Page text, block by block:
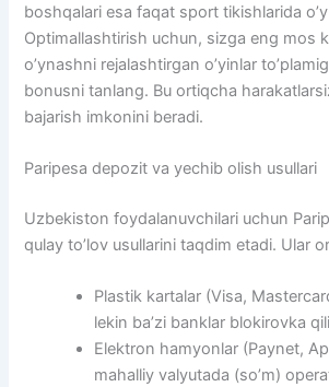
boshqalari esa faqat sport tikishlarida
Optimallashtirish uchun, sizga eng mos
o’ynashni rejalashtirgan o’yinlar
bonusni tanlang. Bu ortiqcha
bajarish imkonini beradi.
Paripesa depozit va yechib olish usullari
Uzbekiston foydalanuvchilari uchun
qulay to’lov usullarini taqdim etadi. Ular
Plastik kartalar (Visa,
lekin ba’zi banklar blokirovka
Elektron hamyonlar (Paynet,
mahalliy valyutada (so’m)